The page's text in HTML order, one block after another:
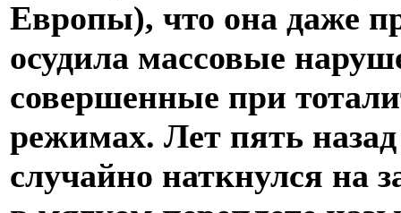
Европы), что она даже
осудила массовые
совершенные при
режимах. Лет пять
случайно наткнулся на